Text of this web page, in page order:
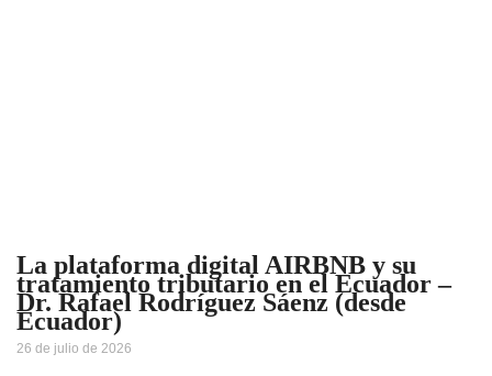
La plataforma digital AIRBNB y su
tratamiento tributario en el Ecuador –
Dr. Rafael Rodríguez Sáenz (desde
Ecuador)
26 de julio de 2026